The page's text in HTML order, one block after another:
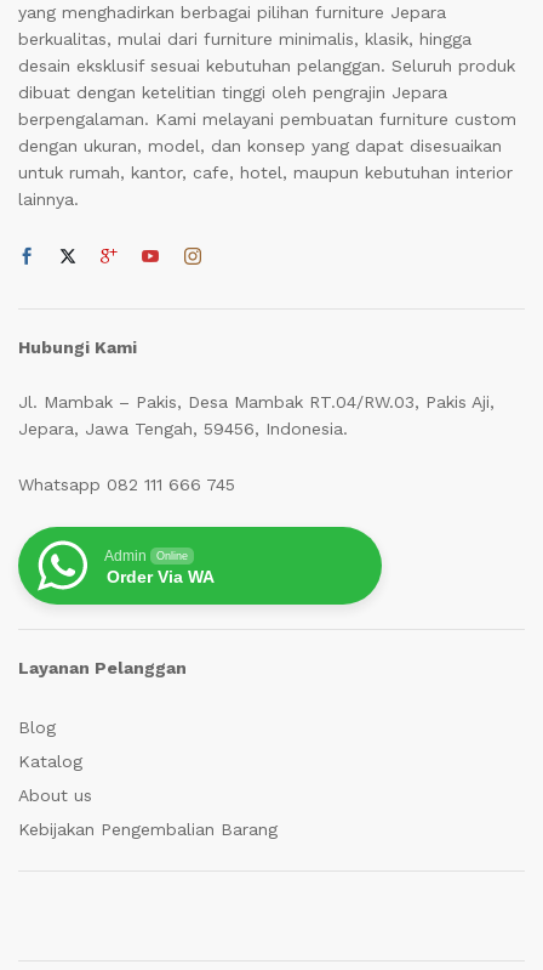
yang menghadirkan berbagai pilihan furniture Jepara
berkualitas, mulai dari furniture minimalis, klasik, hingga
desain eksklusif sesuai kebutuhan pelanggan. Seluruh produk
dibuat dengan ketelitian tinggi oleh pengrajin Jepara
berpengalaman. Kami melayani pembuatan furniture custom
dengan ukuran, model, dan konsep yang dapat disesuaikan
untuk rumah, kantor, cafe, hotel, maupun kebutuhan interior
lainnya.
Hubungi Kami
Jl. Mambak – Pakis, Desa Mambak RT.04/RW.03, Pakis Aji,
Jepara, Jawa Tengah, 59456, Indonesia.
Whatsapp 082 111 666 745
Admin Online
Order Via WA
Layanan Pelanggan
Blog
Katalog
About us
Kebijakan Pengembalian Barang